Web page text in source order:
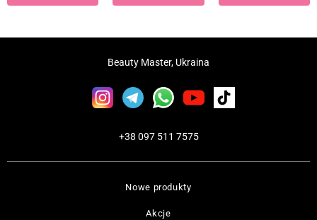
Nowe produkty
Akcje
Beauty Master, Ukraina
+38 097 511 7575